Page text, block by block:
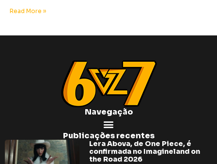
Read More »
Navegação
Publicações recentes
Lera Abova, de One Piece, é
confirmada no Imagineland on
the Road 2026